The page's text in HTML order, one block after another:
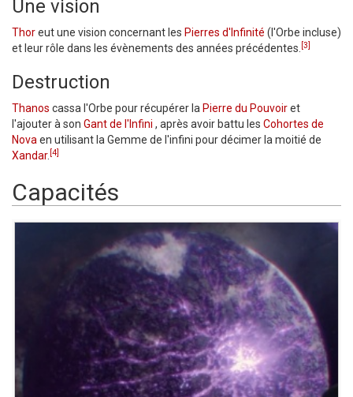
Une vision
Thoreut une vision concernant les Pierres d'Infinité (l'Orbe incluse)
et leur rôle dans les évènements des années précédentes. [3]
Destruction
Thanos cassa l'Orbe pour récupérer la Pierre du Pouvoiret
l'ajouter à son Gant de l'Infini , après avoir battu les Cohortes de
Nova en utilisant la Gemme de l'infini pour décimer la moitié de
Xandar. [4]
Capacités